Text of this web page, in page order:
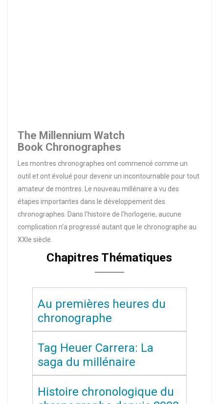
The Millennium Watch
Book Chronographes
Les montres chronographes ont commencé comme un
outil et ont évolué pour devenir un incontournable pour tout
amateur de montres. Le nouveau millénaire a vu des
étapes importantes dans le développement des
chronographes. Dans l'histoire de l'horlogerie, aucune
complication n'a progressé autant que le chronographe au
XXIe siècle.
Chapitres Thématiques
Au premières heures du
chronographe
Tag Heuer Carrera: La
saga du millénaire
Histoire chronologique du